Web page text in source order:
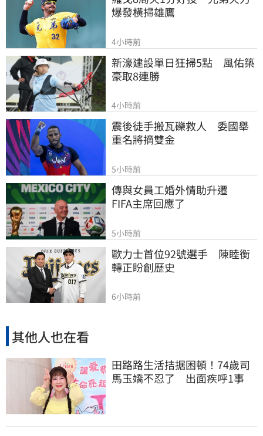
爆發橫掃雄鷹
4小時前
新濠建設單日狂掃5點　風佑築
豪取8連勝
4小時前
震後徒手搬瓦礫救人　委國舉
重名將摘雙金
5小時前
傳與女員工婚外情助升遷
FIFA主席回應了
5小時前
歐力士首位92號選手　陳睦衡
轉正盼創歷史
6小時前
其他人也在看
田路路生活拮据困頓！74歲司
馬玉嬌不忍了 出面疾呼1事